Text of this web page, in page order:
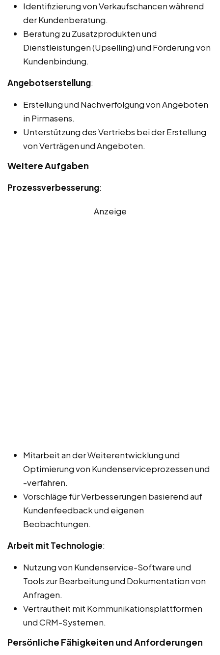
Identifizierung von Verkaufschancen während
der Kundenberatung.
Beratung zu Zusatzprodukten und
Dienstleistungen (Upselling) und Förderung von
Kundenbindung.
Angebotserstellung:
Erstellung und Nachverfolgung von Angeboten
in Pirmasens.
Unterstützung des Vertriebs bei der Erstellung
von Verträgen und Angeboten.
Weitere Aufgaben
Prozessverbesserung:
Anzeige
Mitarbeit an der Weiterentwicklung und
Optimierung von Kundenserviceprozessen und
-verfahren.
Vorschläge für Verbesserungen basierend auf
Kundenfeedback und eigenen
Beobachtungen.
Arbeit mit Technologie:
Nutzung von Kundenservice-Software und
Tools zur Bearbeitung und Dokumentation von
Anfragen.
Vertrautheit mit Kommunikationsplattformen
und CRM-Systemen.
Persönliche Fähigkeiten und Anforderungen